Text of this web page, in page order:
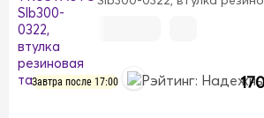
Завтра после 17:00 170